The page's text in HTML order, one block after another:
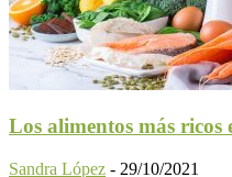
Los alimentos más
Sandra López - 29/10/2021